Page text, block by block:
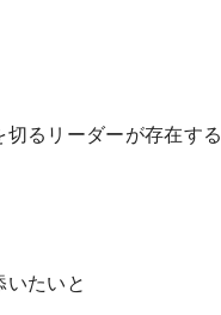
るリーダーが存在する
たいと